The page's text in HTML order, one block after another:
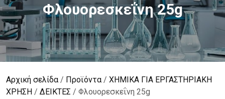
Φλουορεσκεΐνη 25g
Αρχική σελίδα/ Προϊόντα/ ΧΗΜΙΚΑ ΓΙΑ ΕΡΓΑΣΤΗΡΙΑΚΗ
ΧΡΗΣΗ / ΔΕΙΚΤΕΣ / Φλουορεσκεΐνη 25g